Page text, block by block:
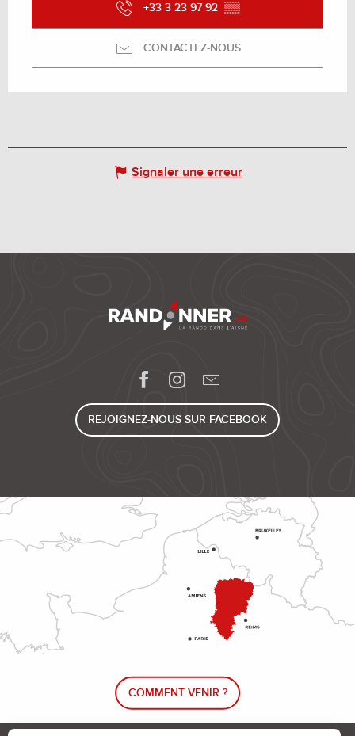
+33 3 23 97 92 ▒▒
CONTACTEZ-NOUS
Signaler une erreur
REJOIGNEZ-NOUS SUR FACEBOOK
COMMENT VENIR ?